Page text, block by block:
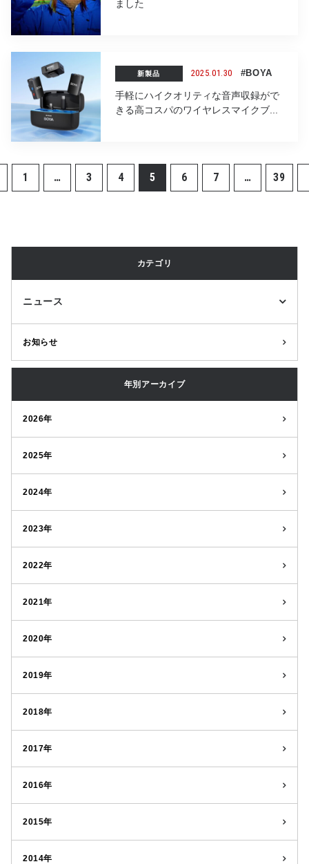
ました
新製品 2025.01.30 #BOYA
手軽にハイクオリティな音声収録がで
きる高コスパのワイヤレスマイクブ...
1 … 3 4 5 6 7 … 39
カテゴリ
ニュース
お知らせ
年別アーカイブ
2026年
2025年
2024年
2023年
2022年
2021年
2020年
2019年
2018年
2017年
2016年
2015年
2014年